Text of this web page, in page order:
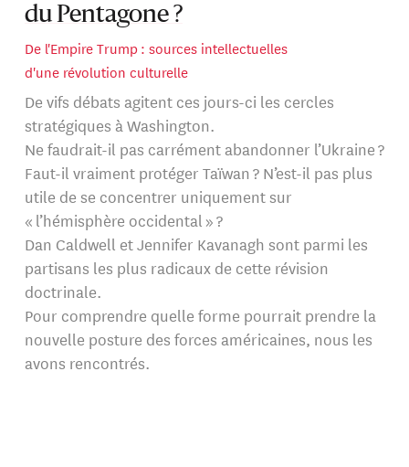
du Pentagone ?
De l'Empire Trump : sources intellectuelles
d'une révolution culturelle
De vifs débats agitent ces jours-ci les cercles
stratégiques à Washington.
Ne faudrait-il pas carrément abandonner l’Ukraine ?
Faut-il vraiment protéger Taïwan ? N’est-il pas plus
utile de se concentrer uniquement sur
« l’hémisphère occidental » ?
Dan Caldwell et Jennifer Kavanagh sont parmi les
partisans les plus radicaux de cette révision
doctrinale.
Pour comprendre quelle forme pourrait prendre la
nouvelle posture des forces américaines, nous les
avons rencontrés.